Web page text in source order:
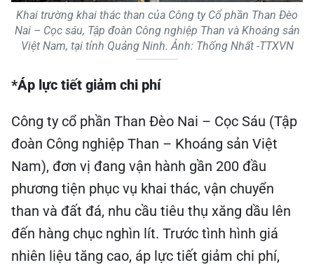
Khai trường khai thác than của Công ty Cổ phần Than Đèo
Nai – Cọc sáu, Tập đoàn Công nghiệp Than và Khoáng sản
Việt Nam, tại tỉnh Quảng Ninh. Ảnh: Thống Nhất -TTXVN
*Áp lực tiết giảm chi phí
Công ty cổ phần Than Đèo Nai – Cọc Sáu (Tập
đoàn Công nghiệp Than – Khoáng sản Việt
Nam), đơn vị đang vận hành gần 200 đầu
phương tiện phục vụ khai thác, vận chuyển
than và đất đá, nhu cầu tiêu thụ xăng dầu lên
đến hàng chục nghìn lít. Trước tình hình giá
nhiên liệu tăng cao, áp lực tiết giảm chi phí,